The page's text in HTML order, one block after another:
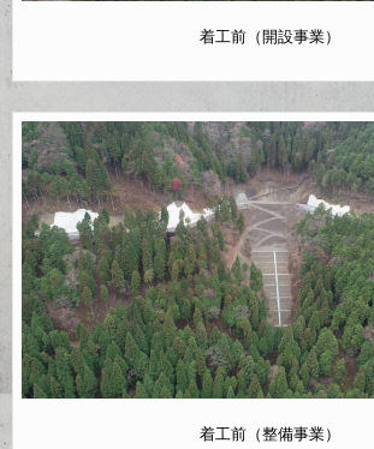
着工前（開設事業）
着工前（整備事業）